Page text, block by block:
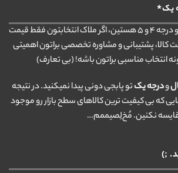
یک*
اگر دنبال کالاهای فیک و درجه ۴ و ۵ هستین، اگر ملاک انتخابتون فقط قیمت
کالا، پشتیبانی و مشاوره تخصصی براتون اهمیتی
انتخاب مناسبی براتون باشه! (بی تعارف)
ودرجه یکتو پابجی دونی پیدا نمیکنید. در نتیجه
که بی کیفیت ترین کالاهای سطح بازار رو موجود
نکنین. مُخ‌لِصیممم…
;)